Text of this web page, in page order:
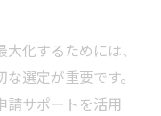
化するためには、
選定が重要です。
請サポートを活用